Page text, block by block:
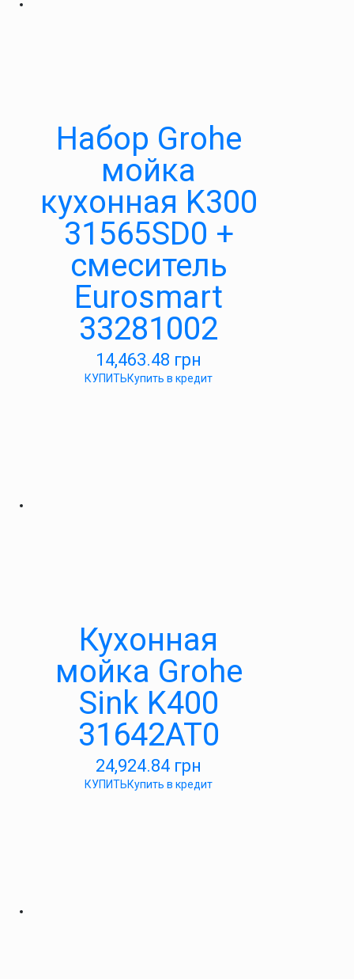
Набор Grohe
мойка
кухонная K300
31565SD0 +
смеситель
Eurosmart
33281002
14,463.48 грн
КУПИТЬКупить в кредит
Кухонная
мойка Grohe
Sink K400
31642AT0
24,924.84 грн
КУПИТЬКупить в кредит